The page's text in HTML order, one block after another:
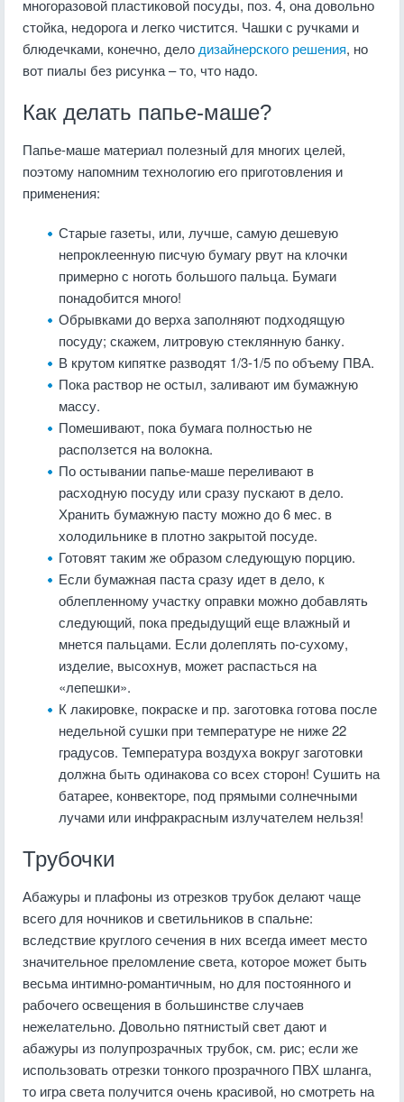
многоразовой пластиковой посуды, поз. 4, она довольно
стойка, недорога и легко чистится. Чашки с ручками и
блюдечками, конечно, дело дизайнерского решения, но
вот пиалы без рисунка – то, что надо.
Как делать папье-маше?
Папье-маше материал полезный для многих целей,
поэтому напомним технологию его приготовления и
применения:
Старые газеты, или, лучше, самую дешевую
непроклеенную писчую бумагу рвут на клочки
примерно с ноготь большого пальца. Бумаги
понадобится много!
Обрывками до верха заполняют подходящую
посуду; скажем, литровую стеклянную банку.
В крутом кипятке разводят 1/3-1/5 по объему ПВА.
Пока раствор не остыл, заливают им бумажную
массу.
Помешивают, пока бумага полностью не
расползется на волокна.
По остывании папье-маше переливают в
расходную посуду или сразу пускают в дело.
Хранить бумажную пасту можно до 6 мес. в
холодильнике в плотно закрытой посуде.
Готовят таким же образом следующую порцию.
Если бумажная паста сразу идет в дело, к
облепленному участку оправки можно добавлять
следующий, пока предыдущий еще влажный и
мнется пальцами. Если долеплять по-сухому,
изделие, высохнув, может распасться на
«лепешки».
К лакировке, покраске и пр. заготовка готова после
недельной сушки при температуре не ниже 22
градусов. Температура воздуха вокруг заготовки
должна быть одинакова со всех сторон! Сушить на
батарее, конвекторе, под прямыми солнечными
лучами или инфракрасным излучателем нельзя!
Трубочки
Абажуры и плафоны из отрезков трубок делают чаще
всего для ночников и светильников в спальне:
вследствие круглого сечения в них всегда имеет место
значительное преломление света, которое может быть
весьма интимно-романтичным, но для постоянного и
рабочего освещения в большинстве случаев
нежелательно. Довольно пятнистый свет дают и
абажуры из полупрозрачных трубок, см. рис; если же
использовать отрезки тонкого прозрачного ПВХ шланга,
то игра света получится очень красивой, но смотреть на